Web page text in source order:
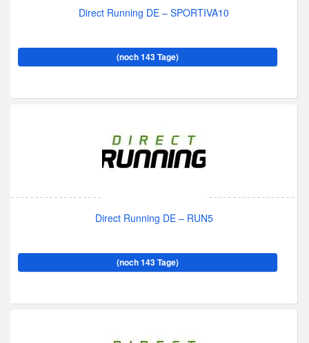
Direct Running DE – SPORTIVA10
(noch 143 Tage)
Direct Running DE – RUN5
(noch 143 Tage)